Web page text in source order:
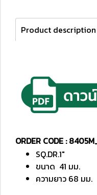
Product description
ORDER CODE :
SQ.DR.1"
ขนาด 41 มม.
ความยาว 68 มม.